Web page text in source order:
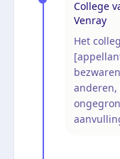
College
Venray
Het